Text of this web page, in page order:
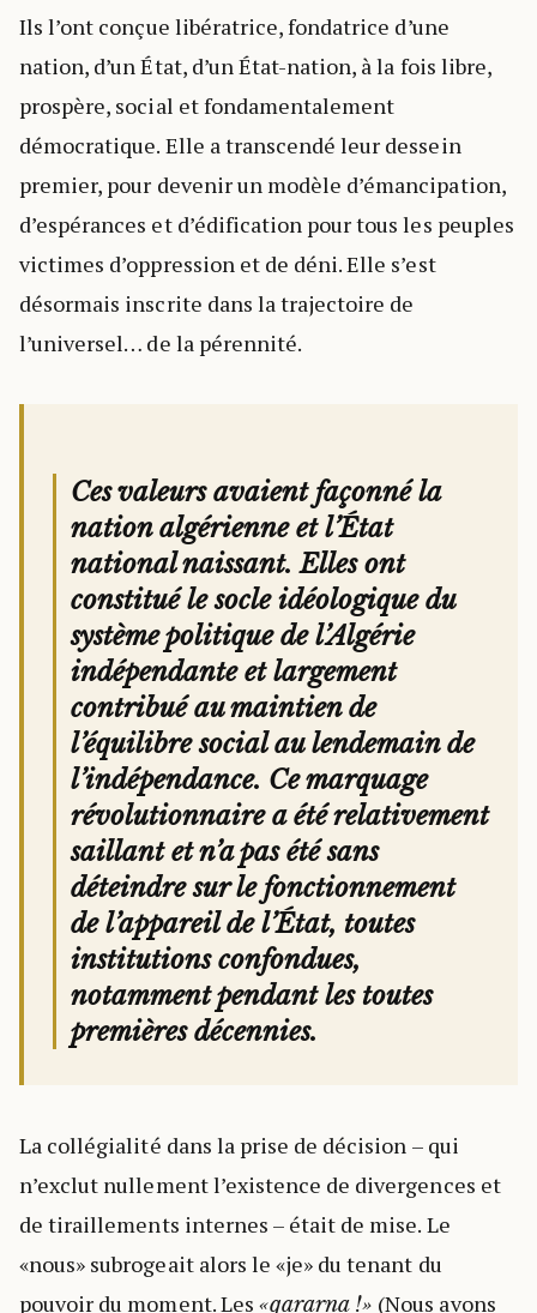
Ils l’ont conçue libératrice, fondatrice d’une
nation, d’un État, d’un État-nation, à la fois libre,
prospère, social et fondamentalement
démocratique. Elle a transcendé leur dessein
premier, pour devenir un modèle d’émancipation,
d’espérances et d’édification pour tous les peuples
victimes d’oppression et de déni. Elle s’est
désormais inscrite dans la trajectoire de
l’universel… de la pérennité.
Ces valeurs avaient façonné la
nation algérienne et l’État
national naissant. Elles ont
constitué le socle idéologique du
système politique de l’Algérie
indépendante et largement
contribué au maintien de
l’équilibre social au lendemain de
l’indépendance. Ce marquage
révolutionnaire a été relativement
saillant et n’a pas été sans
déteindre sur le fonctionnement
de l’appareil de l’État, toutes
institutions confondues,
notamment pendant les toutes
premières décennies.
La collégialité dans la prise de décision – qui
n’exclut nullement l’existence de divergences et
de tiraillements internes – était de mise. Le
«nous» subrogeait alors le «je» du tenant du
pouvoir du moment. Les «qararna !» (Nous avons